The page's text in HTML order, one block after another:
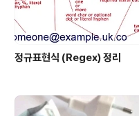
정규표현식 (Regex) 정리